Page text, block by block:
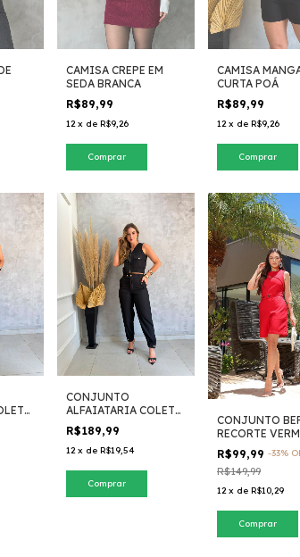
CAMISA CREPE EM
SEDA BRANCA
R$89,99
12 x de R$9,26
Comprar
CAMISA
CURTA POÁ
R$89,99
12 x de R$9,26
Comprar
CONJUNTO
ALFAIATARIA COLETE
ZIPER PRETO
R$189,99
12 x de R$19,54
Comprar
CONJUNTO
RECORTE
MARRANT
R$99,99 -33%
R$149,99
12 x de R$10,29
Comprar